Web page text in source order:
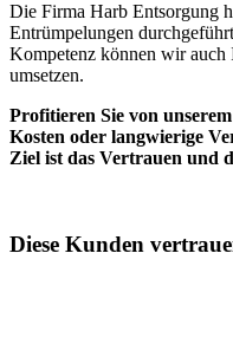
Die Firma Harb Entsorgung
Entrümpelungen
Kompetenz können wir
umsetzen.
Profitieren Sie von
Kosten oder langwierige
Ziel ist das Vertrauen und
Diese Kunden